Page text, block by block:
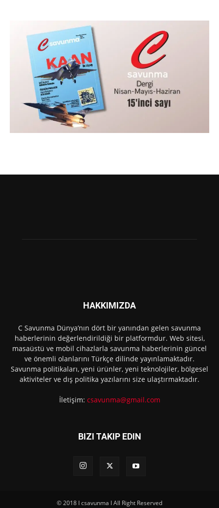
HAKKIMIZDA
C Savunma Dünya’nın dört bir yanından gelen savunma
haberlerinin değerlendirildiği bir platformdur. Web sitesi,
masaüstü ve mobil cihazlarla savunma haberlerinin güncel
ve önemli olanlarını Türkçe dilinde yayınlamaktadır.
Savunma politikaları, yeni ürünler, yeni teknolojiler, bölgesel
aktiviteler ve dış politika yazılarını size ulaştırmaktadır.
İletişim: csavunma@gmail.com
BIZI TAKIP EDIN
© 2018 I csavunma I All Right Reserved